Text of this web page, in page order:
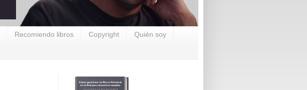
Recomiendo libros Copyright Quién soy